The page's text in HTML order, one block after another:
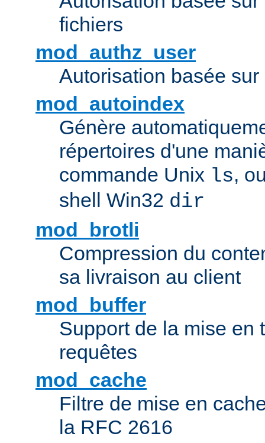
fichiers
mod_authz_user
Autorisation basée
mod_autoindex
Génère
répertoires d'une
commande Unix ls,
shell Win32 dir
mod_brotli
Compression du
sa livraison au client
mod_buffer
Support de la mise en
requêtes
mod_cache
Filtre de mise en
la RFC 2616